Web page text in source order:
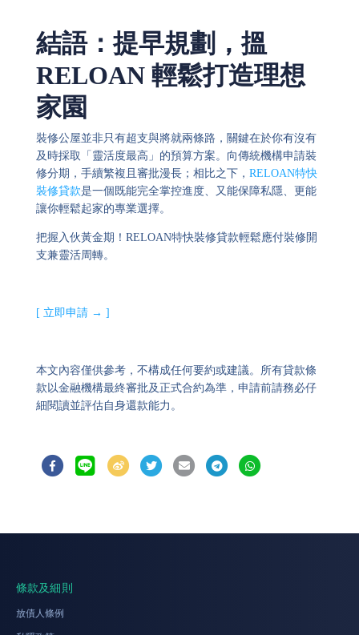
結語：提早規劃，搵
RELOAN 輕鬆打造理想
家園
裝修公屋並非只有超支與將就兩條路，關鍵在於你有沒有
及時採取「靈活度最高」的預算方案。向傳統機構申請裝
修分期，手續繁複且審批漫長；相比之下， RELOAN特快
裝修貸款是一個既能完全掌控進度、又能保障私隱、更能
讓你輕鬆起家的專業選擇。
把握入伙黃金期！RELOAN特快裝修貸款輕鬆應付裝修開
支兼靈活周轉。
[ 立即申請 → ]
本文內容僅供參考，不構成任何要約或建議。所有貸款條
款以金融機構最終審批及正式合約為準，申請前請務必仔
細閱讀並評估自身還款能力。
條款及細則
放債人條例